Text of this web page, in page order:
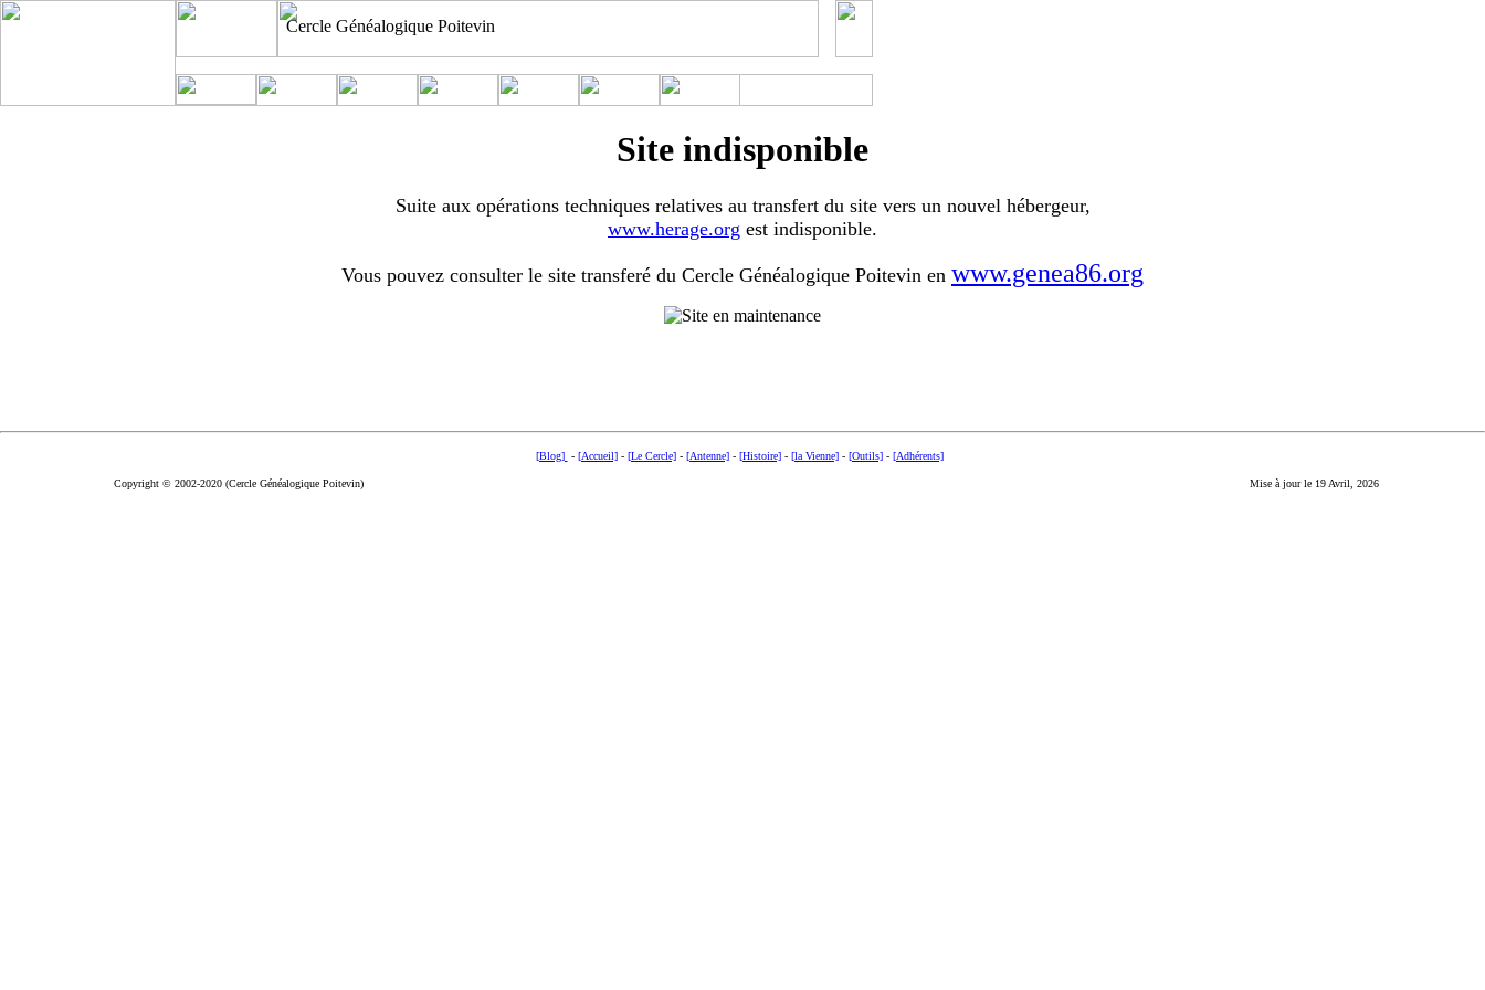
Cercle Généalogique Poitevin
Site indisponible
Suite aux opérations techniques relatives au transfert du site vers un nouvel hébergeur,
www.herage.org est indisponible.
Vous pouvez consulter le site transferé du Cercle Généalogique Poitevin en www.genea86.org
[Blog] - [Accueil]- [Le Cercle]- [Antenne]- [Histoire]- [la Vienne]- [Outils]- [Adhérents]
Copyright © 2002-2020 (Cercle Généalogique Poitevin) Mise à jour le 19 Avril, 2026